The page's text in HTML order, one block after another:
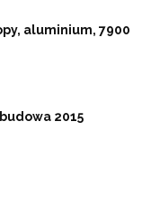
aluminium, 7900
2015